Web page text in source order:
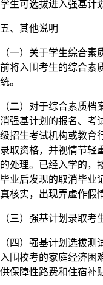
学生可选拔进入强基计
五、其他说明
（一）关于学生综合素
前将入围考生的综合素
统。
（二）对于综合素质
消强基计划的报名、考
级招生考试机构或教育
录取资格，并视情节轻
的处理。已经入学的，
毕业后发现的取消毕业
真核实，出现弄虚作假
（三）强基计划录取考
（四）强基计划选拔测
入围校考的家庭经济困
供保障性路费和住宿补